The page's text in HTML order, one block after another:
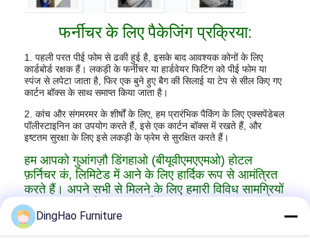
फर्नीचर के लिए पैकेजिंग प्रक्रिया:
1. पहली परत पीई फोम से ढकी हुई है, इसके बाद आवश्यक कोनों के लिए
कार्डबोर्ड रक्षक हैं। लकड़ी के फर्नीचर या हार्डवेयर फिटिंग को पीई फोम या
स्पंज से लपेटा जाता है, फिर एक बुने हुए बैग की सिलाई या टेप से सील किए गए
कार्टन बॉक्स के साथ समाप्त किया जाता है।
2. कांच और संगमरमर के शीर्षों के लिए, हम प्रारंभिक पैकिंग के लिए एक्सपेंडेबल
पॉलीस्टाइनिन का उपयोग करते हैं, इसे एक कार्टन बॉक्स में रखते हैं, और
इष्टतम सुरक्षा के लिए इसे लकड़ी के फ्रेम से सुरक्षित करते हैं।
हम आपको गुआंगज़ौ डिंगहाओ (बीयूवीएमएएमओ) होटल
फ़र्निचर कं, लिमिटेड में आने के लिए हार्दिक रूप से आमंत्रित
करते हैं। अपने सभी से मिलने के लिए हमारी विविध सामग्रियों
का अन्वेषण करें
DingHao Furniture